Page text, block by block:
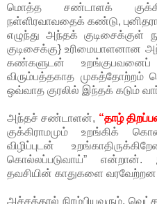
மொத்த சண்டாளக்
நள்ளிரவாவதைக் கண்டு,
எழுந்து அந்தக் குடிசைக்குள்
குடிசைக்கு}
கண்களுடன்
விரும்பத்தகாத
ஒவ்வாத குரலில் இந்தக்
அந்தச் சண்டாளன், “தாழ்
குக்கிராமமும் உறங்கிக்
விழிப்புடன்
கொல்லப்படுவாய்”
தவசியின் காதுகளை
அச்சத்தால் நிரம்பியவரும்,